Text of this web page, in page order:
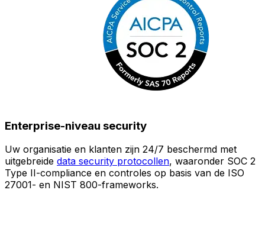
Enterprise-niveau security
Uw organisatie en klanten zijn 24/7 beschermd met
uitgebreide data security protocollen, waaronder SOC 2
Type II-compliance en controles op basis van de ISO
27001- en NIST 800-frameworks.